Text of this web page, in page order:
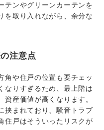
テンやグリーンカーテンを
を取り入れながら、余分な
注意点
角や住戸の位置も要チェッ
なりすぎるため、最上階は
産価値が高くなります。
挟まれており、騒音トラブ
住戸はそういったリスクが